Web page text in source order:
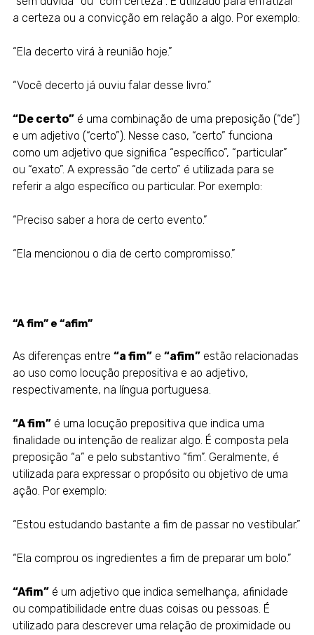
a certeza ou a convicção em relação a algo. Por exemplo:
“Ela decerto virá à reunião hoje.”
“Você decerto já ouviu falar desse livro.”
“De certo”é uma combinação de uma preposição (“de”)
e um adjetivo (“certo”). Nesse caso, “certo” funciona
como um adjetivo que significa “específico”, “particular”
ou “exato”. A expressão “de certo” é utilizada para se
referir a algo específico ou particular. Por exemplo:
“Preciso saber a hora de certo evento.”
“Ela mencionou o dia de certo compromisso.”
“A fim” e “afim”
As diferenças entre “a fim”e “afim”estão relacionadas
ao uso como locução prepositiva e ao adjetivo,
respectivamente, na língua portuguesa.
“A fim”é uma locução prepositiva que indica uma
finalidade ou intenção de realizar algo. É composta pela
preposição “a” e pelo substantivo “fim”. Geralmente, é
utilizada para expressar o propósito ou objetivo de uma
ação. Por exemplo:
“Estou estudando bastante a fim de passar no vestibular.”
“Ela comprou os ingredientes a fim de preparar um bolo.”
“Afim”é um adjetivo que indica semelhança, afinidade
ou compatibilidade entre duas coisas ou pessoas. É
utilizado para descrever uma relação de proximidade ou